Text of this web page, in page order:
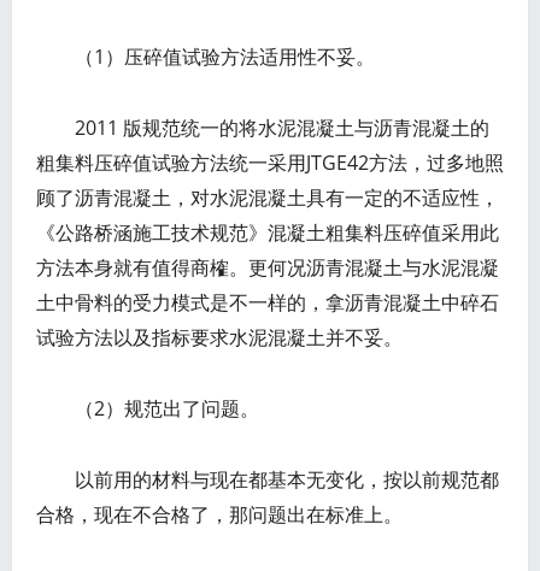
（1）压碎值试验方法适用性不妥。
2011 版规范统一的将水泥混凝土与沥青混凝土的
粗集料压碎值试验方法统一采用JTGE42方法，过多地照
顾了沥青混凝土，对水泥混凝土具有一定的不适应性，
《公路桥涵施工技术规范》混凝土粗集料压碎值采用此
方法本身就有值得商榷。更何况沥青混凝土与水泥混凝
土中骨料的受力模式是不一样的，拿沥青混凝土中碎石
试验方法以及指标要求水泥混凝土并不妥。
（2）规范出了问题。
以前用的材料与现在都基本无变化，按以前规范都
合格，现在不合格了，那问题出在标准上。